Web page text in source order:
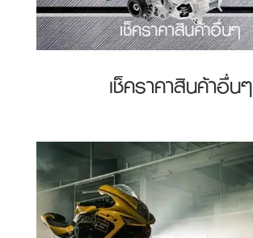
เช็คราคาสินค้าอื่นๆ